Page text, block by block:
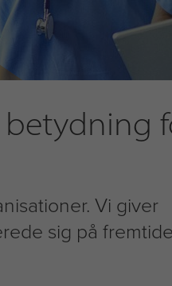
betydning
Vi giver
sig på